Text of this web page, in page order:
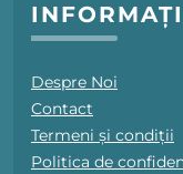
Despre Noi
Contact
Termeni și condiții
Politica de